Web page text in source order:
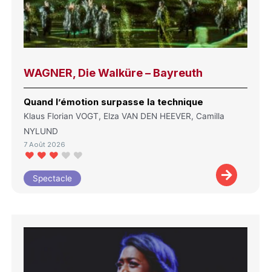
WAGNER, Die Walküre – Bayreuth
Quand l’émotion surpasse la technique
Klaus Florian VOGT, Elza VAN DEN HEEVER, Camilla
NYLUND
7 Août 2026
Spectacle